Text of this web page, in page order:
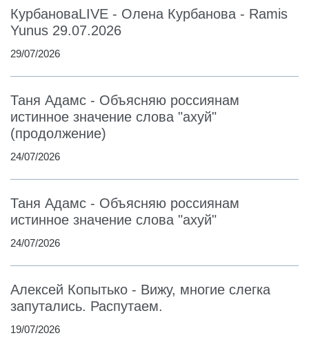
КурбановаLIVE - Олена Курбанова - Ramis
Yunus 29.07.2026
29/07/2026
Таня Адамс - Объясняю россиянам
истинное значение слова "ахуй"
(продолжение)
24/07/2026
Таня Адамс - Объясняю россиянам
истинное значение слова "ахуй"
24/07/2026
Алексей Копытько - Вижу, многие слегка
запутались. Распутаем.
19/07/2026